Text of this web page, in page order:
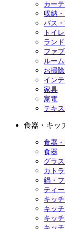
カー
収納
バス
トイ
ラン
ファ
ルー
お掃
イン
家具
家電
テキ
食器・キッ
食器
食器
グラ
カト
鍋・
ティ
キッ
キッ
キッ